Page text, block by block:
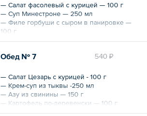
— Салат фасолевый с курицей — 100 г
— Суп Минестроне — 250 мл
— Филе горбуши с сыром в панировке —
100 г
— Рататуй — 100 г
540 ₽
Обед № 7
— Салат Цезарь с курицей - 100 г
— Крем-суп из тыквы -250 мл
— Азу из свинины — 150 г
— Картофель по-деревенски — 100 г
— Слойка с клубникой — 40 г